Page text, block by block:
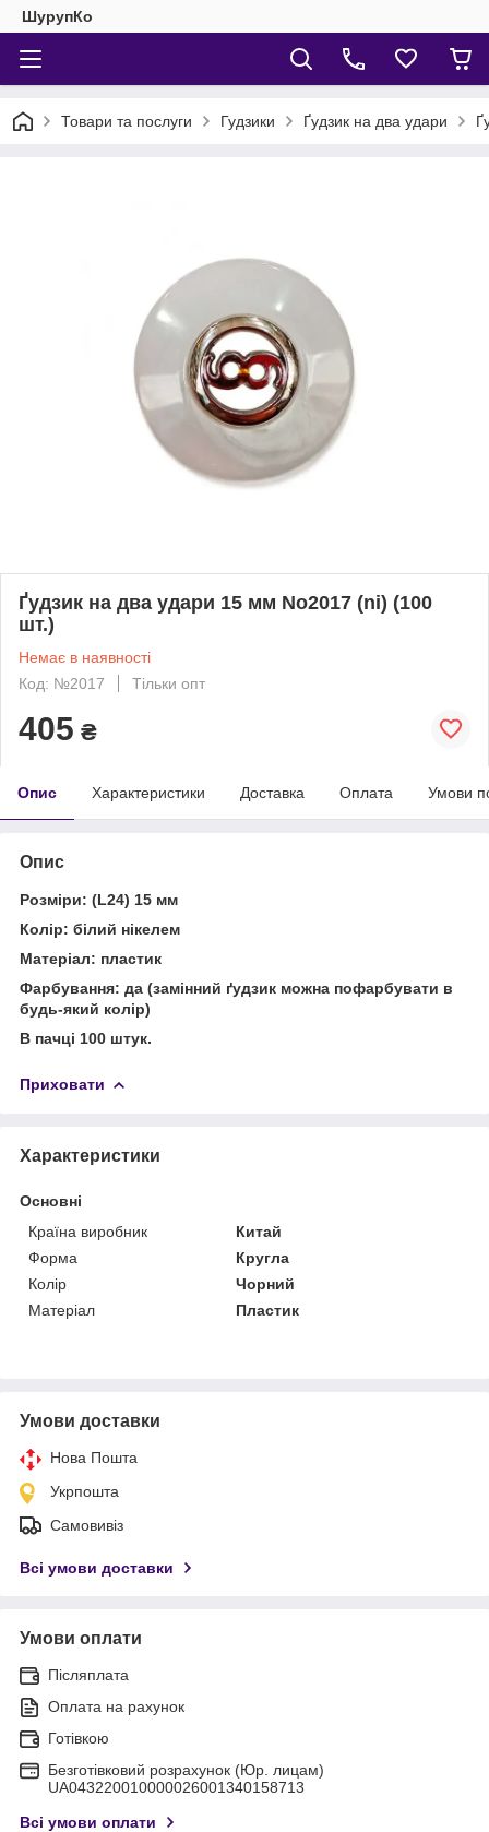
ШурупКо
Товари та послуги Гудзики Ґудзик на два удари
Ґудзик на два удари 15 мм No2017 (ni) (100
шт.)
Немає в наявності
Код: №2017
Тільки опт
405 ₴
Опис Характеристики Доставка Оплата Умови
Опис
Розміри: (L24) 15 мм
Колір: білий нікелем
Матеріал: пластик
Фарбування: да (замінний ґудзик можна пофарбувати в
будь-який колір)
В пачці 100 штук.
Приховати
Характеристики
Основні
Країна виробник
Китай
Форма
Кругла
Колір
Чорний
Матеріал
Пластик
Умови доставки
Нова Пошта
Укрпошта
Самовивіз
Всі умови доставки
Умови оплати
Післяплата
Оплата на рахунок
Готівкою
Безготівковий розрахунок (Юр. лицам)
UA043220010000026001340158713
Всі умови оплати